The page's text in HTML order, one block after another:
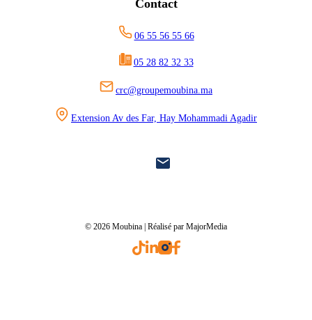
Contact
06 55 56 55 66
05 28 82 32 33
crc@groupemoubina.ma
Extension Av des Far, Hay Mohammadi Agadir
© 2026 Moubina | Réalisé par MajorMedia